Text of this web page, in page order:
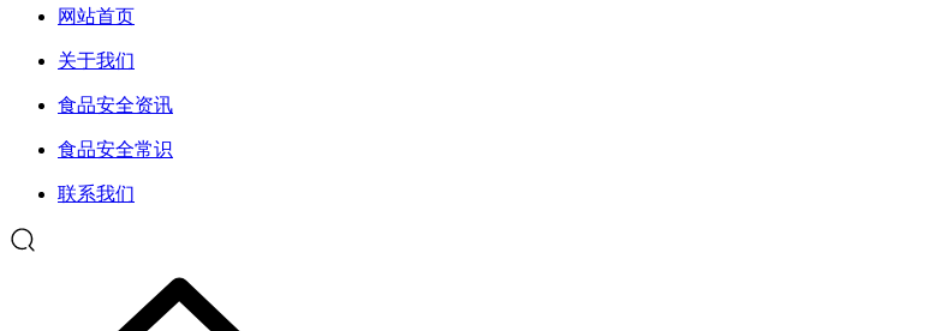
网站首页
关于我们
食品安全资讯
食品安全常识
联系我们